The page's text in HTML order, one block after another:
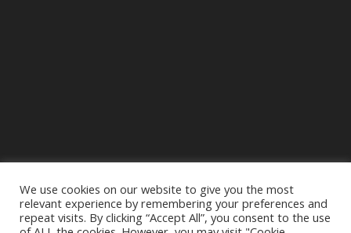
We use cookies on our website to give you the most
relevant experience by remembering your preferences and
repeat visits. By clicking “Accept All”, you consent to the use